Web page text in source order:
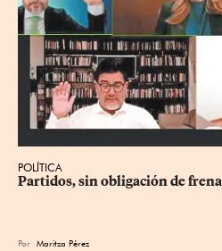
POLÍTICA
Partidos, sin obligación de
Por Maritza Pérez